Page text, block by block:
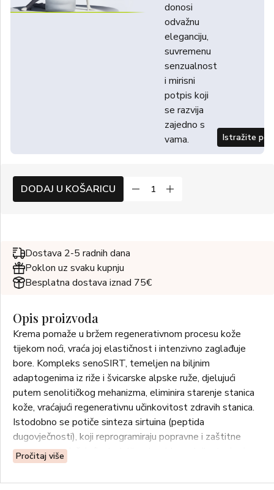
donosi
odvažnu
eleganciju,
suvremenu
senzualnost
i mirisni
potpis koji
se razvija
zajedno s
vama.
Istražite
DODAJ U KOŠARICU
Dostava 2-5 radnih dana
Poklon uz svaku kupnju
Besplatna dostava iznad 75€
Opis proizvoda
Krema pomaže u bržem regenerativnom procesu kože
tijekom noći, vraća joj elastičnost i intenzivno zaglađuje
bore. Kompleks senoSIRT, temeljen na biljnim
adaptogenima iz riže i švicarske alpske ruže, djelujući
putem senolitičkog mehanizma, eliminira starenje stanica
kože, vraćajući regenerativnu učinkovitost zdravih stanica.
Istodobno se potiče sinteza sirtuina (peptida
dugovječnosti), koji reprogramiraju popravne i zaštitne
procese, produžujući mladolikost epidermalnih stanica i
dermisa. Patentirani tri-peptid potiče proizvodnju
kolagena I, smanjujući broj i dubinu bora. Prirodna ulja,
Pročitaj više